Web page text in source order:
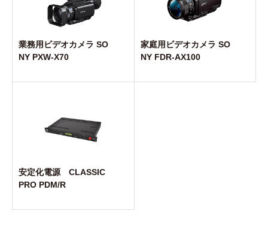
業務用ビデオカメラ SO
NY PXW-X70
家庭用ビデオカメラ SO
NY FDR-AX100
安定化電源 CLASSIC
PRO PDM/R